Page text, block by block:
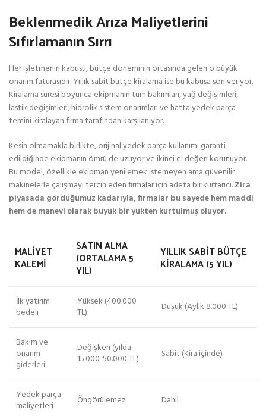
Beklenmedik Arıza Maliyetlerini
Sıfırlamanın Sırrı
Her işletmenin kabusu, bütçe döneminin ortasında gelen o büyük
onarım faturasıdır. Yıllık sabit bütçe kiralama ise bu kabusa son veriyor.
Kiralama süresi boyunca ekipmanın tüm bakımları, yağ değişimleri,
lastik değişimleri, hidrolik sistem onarımları ve hatta yedek parça
temini kiralayan firma tarafından karşılanıyor.
Kesin olmamakla birlikte, orijinal yedek parça kullanımı garanti
edildiğinde ekipmanın ömrü de uzuyor ve ikinci el değeri korunuyor.
Bu model, özellikle ekipman yenilemek istemeyen ama güvenilir
makinelerle çalışmayı tercih eden firmalar için adeta bir kurtarıcı.Zira
piyasada gördüğümüz kadarıyla, firmalar bu sayede hem maddi
hem de manevi olarak büyük bir yükten kurtulmuş oluyor.
MALIYET
KALEMI
SATIN ALMA
(ORTALAMA 5
YIL)
YILLIK SABIT BÜTÇE
KIRALAMA (5 YIL)
İlk yatırım
bedeli
Yüksek (400.000
TL)
Düşük (Aylık 8.000 TL)
Bakım ve
onarım
giderleri
Değişken (yılda
15.000-50.000 TL)
Sabit (Kira içinde)
Yedek parça
maliyetleri
Öngörülemez Dahil